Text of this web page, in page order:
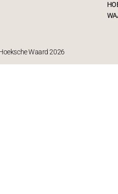
Waard 2026